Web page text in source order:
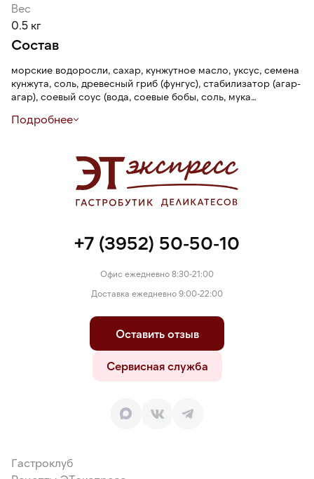
Вес
0.5 кг
Состав
морские водоросли, сахар, кунжутное масло, уксус, семена
кунжута, соль, древесный гриб (фунгус), стабилизатор (агар-
агар), соевый соус (вода, соевые бобы, соль, мука
Подробнее
+7 (3952) 50-50-10
Офис ежедневно 8:30-21:00
Доставка ежедневно 9:00-22:00
Оставить отзыв
Сервисная служба
Гастроклуб